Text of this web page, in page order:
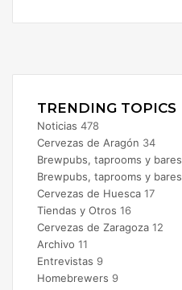
TRENDING TOPICS
Noticias 478
Cervezas de Aragón 34
Brewpubs, taprooms y
Brewpubs, taprooms y
Cervezas de Huesca 17
Tiendas y Otros 16
Cervezas de Zaragoza 12
Archivo 11
Entrevistas 9
Homebrewers 9